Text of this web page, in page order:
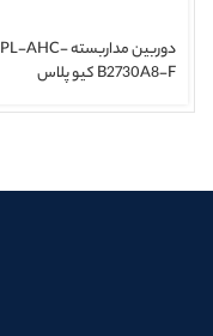
دوربین مداربسته PL-AHC-
B2730A8-F کیو پلاس